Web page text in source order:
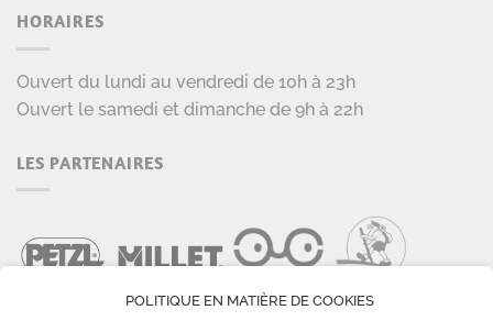
HORAIRES
Ouvert du lundi au vendredi de 10h à 23h
Ouvert le samedi et dimanche de 9h à 22h
LES PARTENAIRES
POLITIQUE EN MATIÈRE DE COOKIES